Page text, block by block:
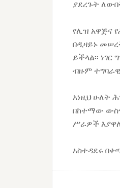
ያደረጉት
የሊዝ አዋጅና
በዲዛይኑ
ይችላል፡፡
ብዙም ተግባራዊ
እነዚህ ሁለት
በከተማው
ሥራዎች
አስተዳደሩ